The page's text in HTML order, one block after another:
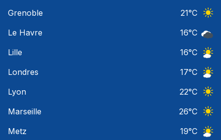
Grenoble
21°C
Le Havre
16°C
Lille
16°C
Londres
17°C
Lyon
22°C
Marseille
26°C
Metz
19°C